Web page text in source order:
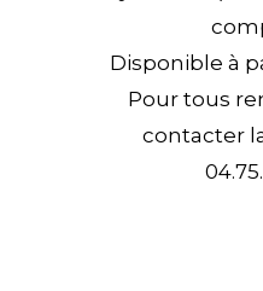
Disponible à
Pour tous
contacter